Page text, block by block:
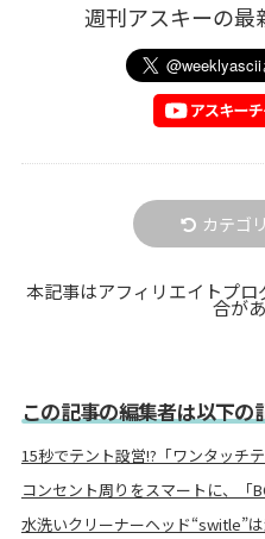
週刊アスキーの最
カテゴ
本記事はアフィリエイトプ
合が
この記事の編集者は以下の
15秒でテント設営!?「ワンタッチ
コンセント周りをスマートに、「
水洗いクリーナーヘッド“switle”